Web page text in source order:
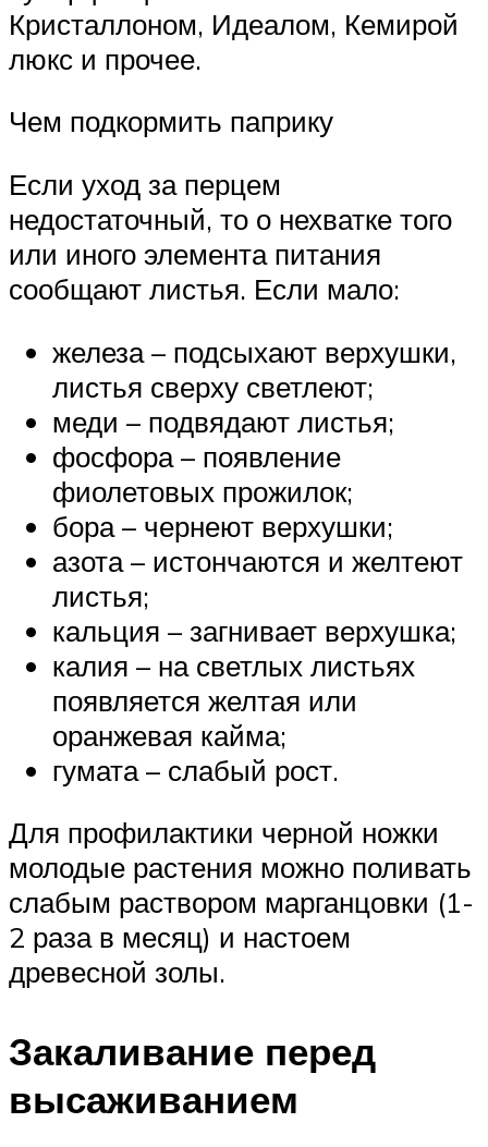
Кристаллоном, Идеалом, Кемирой
люкс и прочее.
Чем подкормить паприку
Если уход за перцем
недостаточный, то о нехватке того
или иного элемента питания
сообщают листья. Если мало:
железа – подсыхают верхушки,
листья сверху светлеют;
меди – подвядают листья;
фосфора – появление
фиолетовых прожилок;
бора – чернеют верхушки;
азота – истончаются и желтеют
листья;
кальция – загнивает верхушка;
калия – на светлых листьях
появляется желтая или
оранжевая кайма;
гумата – слабый рост.
Для профилактики черной ножки
молодые растения можно поливать
слабым раствором марганцовки (1-
2 раза в месяц) и настоем
древесной золы.
Закаливание перед
высаживанием